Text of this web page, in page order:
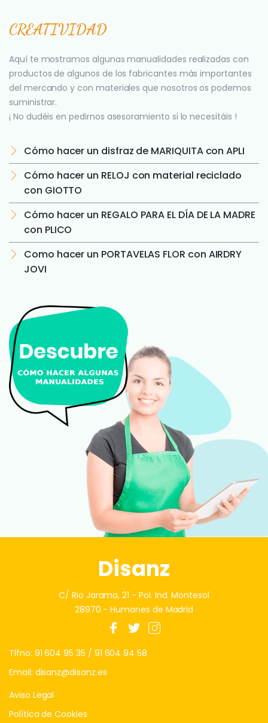
CREATIVIDAD
Aquí te mostramos algunas manualidades realizadas con
productos de algunos de los fabricantes más importantes
del mercando y con materiales que nosotros os podemos
suministrar.
¡ No dudéis en pedirnos asesoramiento si lo necesitáis !
Cómo hacer un disfraz de MARIQUITA con APLI
Cómo hacer un RELOJ con material reciclado
con GIOTTO
Cómo hacer un REGALO PARA EL DÍA DE LA MADRE
con PLICO
Como hacer un PORTAVELAS FLOR con AIRDRY
JOVI
Disanz
C/ Rio Jarama, 21 - Pol. Ind. Montesol
28970 - Humanes de Madrid
Tlfno: 91 604 95 35 / 91 604 94 58
Email: disanz@disanz.es
Aviso Legal
Política de Cookies